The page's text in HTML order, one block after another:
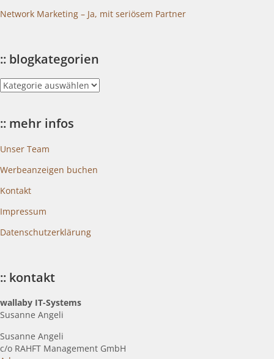
Network Marketing – Ja, mit seriösem Partner
:: blogkategorien
::
blogkategorien
:: mehr infos
Unser Team
Werbeanzeigen buchen
Kontakt
Impressum
Datenschutzerklärung
:: kontakt
wallaby IT-Systems
Susanne Angeli
Susanne Angeli
c/o RAHFT Management GmbH